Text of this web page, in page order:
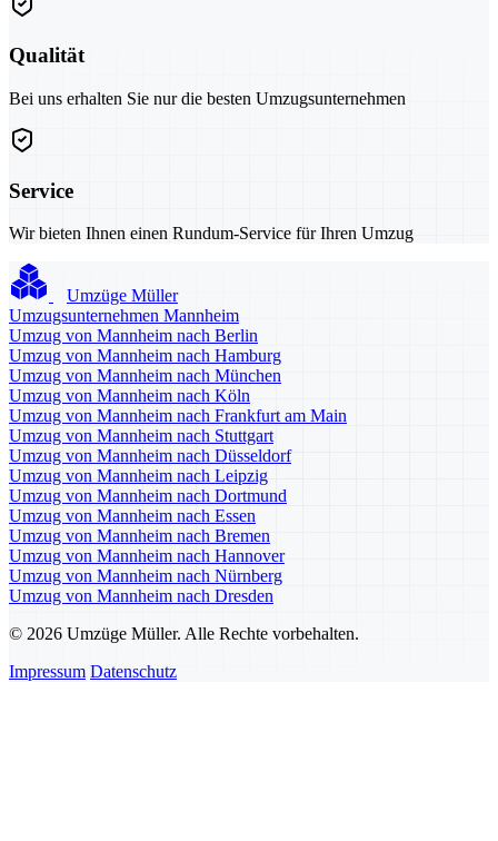
Qualität
Bei uns erhalten Sie nur die besten Umzugsunternehmen
Service
Wir bieten Ihnen einen Rundum-Service für Ihren Umzug
Umzüge Müller
Umzugsunternehmen Mannheim
Umzug von Mannheim nach Berlin
Umzug von Mannheim nach Hamburg
Umzug von Mannheim nach München
Umzug von Mannheim nach Köln
Umzug von Mannheim nach Frankfurt am Main
Umzug von Mannheim nach Stuttgart
Umzug von Mannheim nach Düsseldorf
Umzug von Mannheim nach Leipzig
Umzug von Mannheim nach Dortmund
Umzug von Mannheim nach Essen
Umzug von Mannheim nach Bremen
Umzug von Mannheim nach Hannover
Umzug von Mannheim nach Nürnberg
Umzug von Mannheim nach Dresden
© 2026 Umzüge Müller. Alle Rechte vorbehalten.
Impressum Datenschutz